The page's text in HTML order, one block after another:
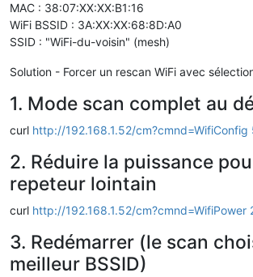
MAC : 38:07:XX:XX:B1:16
WiFi BSSID : 3A:XX:XX:68:8D:A0
SSID : "WiFi-du-voisin" (mesh)
Solution - Forcer un rescan WiFi avec
1. Mode scan complet au
curl http://192.168.1.52/cm?cmnd=WifiConfig
2. Réduire la puissance
repeteur lointain
curl http://192.168.1.52/cm?cmnd=WifiPower
3. Redémarrer (le scan
meilleur BSSID)